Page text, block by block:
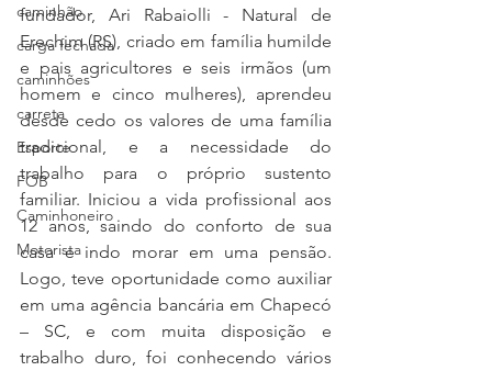
caminhão
carga fechada
caminhões
carreta
Esporte
FOB
Caminhoneiro
Motorista
fundador, Ari Rabaiolli - Natural de
Erechim (RS), criado em família humilde
e pais agricultores e seis irmãos (um
homem e cinco mulheres), aprendeu
desde cedo os valores de uma família
tradicional, e a necessidade do
trabalho para o próprio sustento
familiar. Iniciou a vida profissional aos
12 anos, saindo do conforto de sua
casa e indo morar em uma pensão.
Logo, teve oportunidade como auxiliar
em uma agência bancária em Chapecó
– SC, e com muita disposição e
trabalho duro, foi conhecendo vários